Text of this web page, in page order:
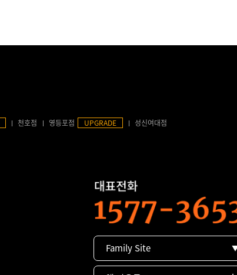
천호점 영등포점 UPGRADE 성신여대점
Family Site